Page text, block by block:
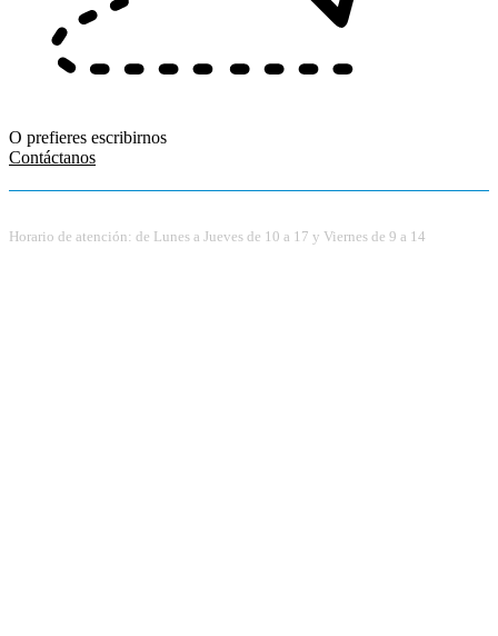
O prefieres escribirnos
Contáctanos
Horario de atención: de Lunes a Jueves de 10 a 17 y Viernes de 9 a 14